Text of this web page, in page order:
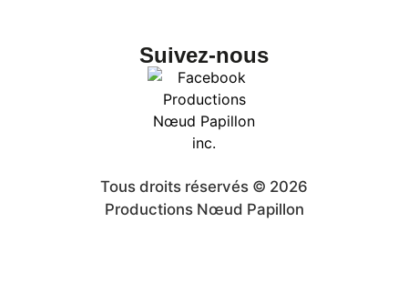
Suivez-nous
Tous droits réservés © 2026
Productions Nœud Papillon